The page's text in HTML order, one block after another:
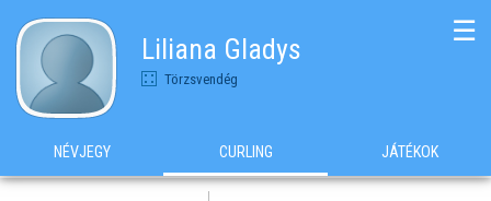
Liliana Gladys
Törzsvendég
☰
NÉVJEGY CURLING JÁTÉKOK